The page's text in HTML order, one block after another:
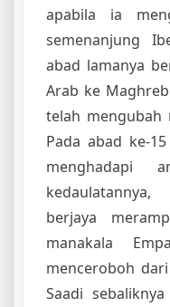
apabila ia
semenanjung
abad lamanya
Arab ke
telah
Pada abad ke-
menghadapi
berjaya
manakala
menceroboh
Saadi